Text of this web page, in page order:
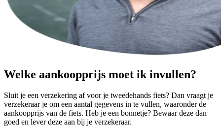
Welke aankoopprijs moet ik invullen?
Sluit je een verzekering af voor je tweedehands fiets? Dan vraagt je
verzekeraar je om een aantal gegevens in te vullen, waaronder de
aankoopprijs van de fiets. Heb je een bonnetje? Bewaar deze dan
goed en lever deze aan bij je verzekeraar.